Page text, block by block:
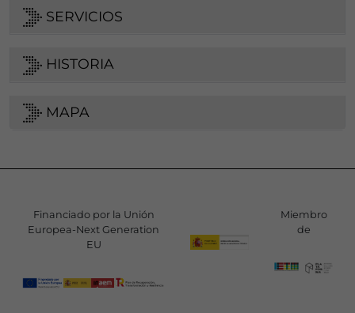
SERVICIOS
HISTORIA
MAPA
Financiado por la Unión
Europea-Next Generation
EU
Miembro
de